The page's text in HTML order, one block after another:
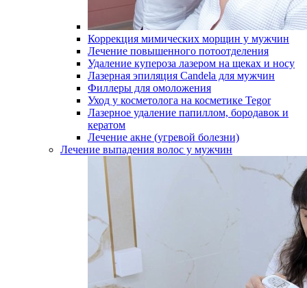
Коррекция мимических морщин у мужчин
Лечение повышенного потоотделения
Удаление купероза лазером на щеках и носу
Лазерная эпиляция Candela для мужчин
Филлеры для омоложения
Уход у косметолога на косметике Tegor
Лазерное удаление папиллом, бородавок и
кератом
Лечение акне (угревой болезни)
Лечение выпадения волос у мужчин